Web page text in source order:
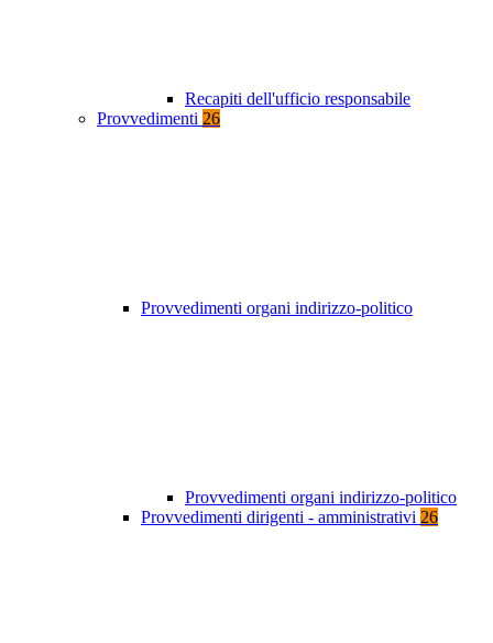
Recapiti dell'ufficio responsabile
Provvedimenti 26
Provvedimenti organi indirizzo-politico
Provvedimenti organi indirizzo-politico
Provvedimenti dirigenti - amministrativi 26